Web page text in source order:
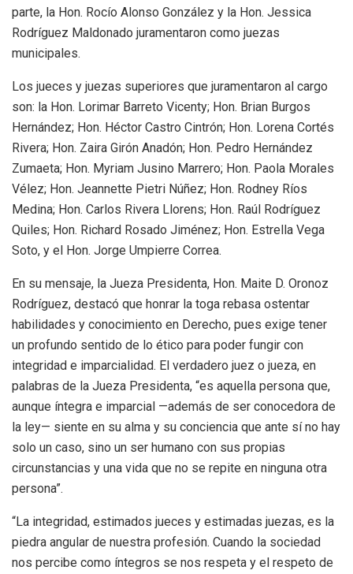
parte, la Hon. Rocío Alonso González y la Hon. Jessica
Rodríguez Maldonado juramentaron como juezas
municipales.
Los jueces y juezas superiores que juramentaron al cargo
son: la Hon. Lorimar Barreto Vicenty; Hon. Brian Burgos
Hernández; Hon. Héctor Castro Cintrón; Hon. Lorena Cortés
Rivera; Hon. Zaira Girón Anadón; Hon. Pedro Hernández
Zumaeta; Hon. Myriam Jusino Marrero; Hon. Paola Morales
Vélez; Hon. Jeannette Pietri Núñez; Hon. Rodney Ríos
Medina; Hon. Carlos Rivera Llorens; Hon. Raúl Rodríguez
Quiles; Hon. Richard Rosado Jiménez; Hon. Estrella Vega
Soto, y el Hon. Jorge Umpierre Correa.
En su mensaje, la Jueza Presidenta, Hon. Maite D. Oronoz
Rodríguez, destacó que honrar la toga rebasa ostentar
habilidades y conocimiento en Derecho, pues exige tener
un profundo sentido de lo ético para poder fungir con
integridad e imparcialidad. El verdadero juez o jueza, en
palabras de la Jueza Presidenta, “es aquella persona que,
aunque íntegra e imparcial —además de ser conocedora de
la ley— siente en su alma y su conciencia que ante sí no hay
solo un caso, sino un ser humano con sus propias
circunstancias y una vida que no se repite en ninguna otra
persona”.
“La integridad, estimados jueces y estimadas juezas, es la
piedra angular de nuestra profesión. Cuando la sociedad
nos percibe como íntegros se nos respeta y el respeto de